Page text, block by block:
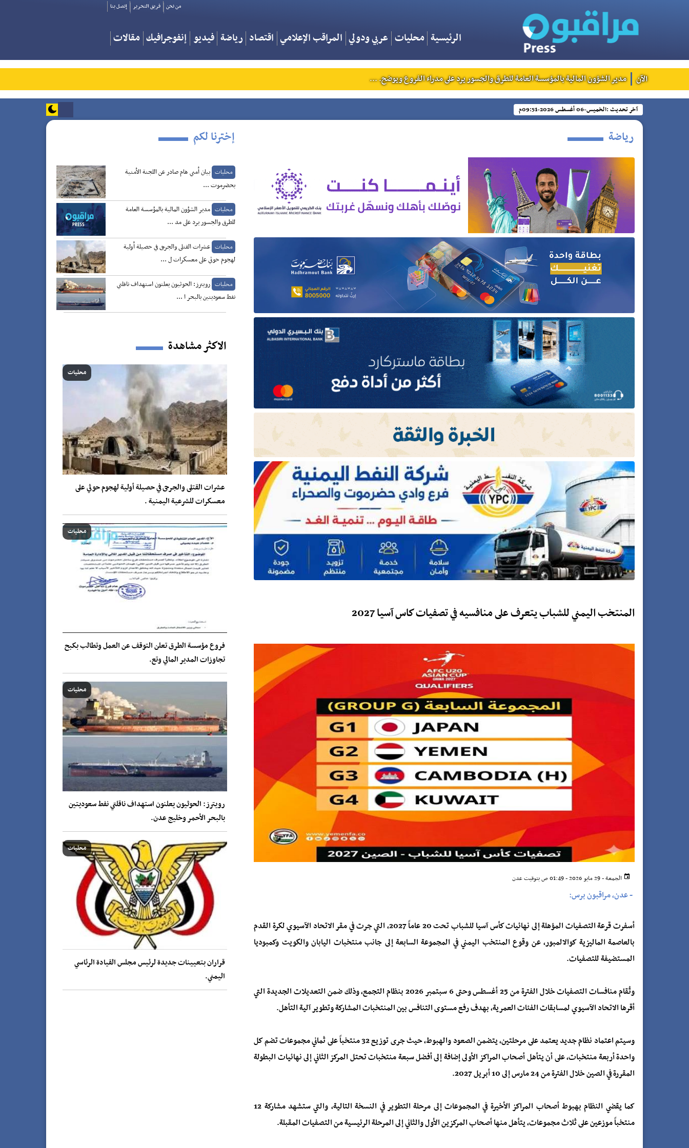
من نحن فريق التحرير إتصل بنا
الرئيسية محليات عربي ودولي المراقب الإعلامي اقتصاد رياضة فيديو إنفوجرافيك مقالات
الآن مدير الشؤون المالية بالمؤسسة العامة للطرق والجسور يرد على مدراء الفروع ويوضح. ...
آخر تحديث :الخميس-06 أغسطس 2026-09:51م
رياضة
المنتخب اليمني للشباب يتعرف على منافسيه في تصفيات كاس آسيا 2027
الجمعة - 29 مايو 2026 - 01:49 ص بتوقيت عدن
-عدن، مراقبون برس:
أسفرت قرعة التصفيات المؤهلة إلى نهائيات كأس آسيا للشباب تحت 20 عاماً 2027، التي جرت في مقر الاتحاد الآسيوي لكرة القدم
بالعاصمة الماليزية كوالالمبور، عن وقوع المنتخب اليمني في المجموعة السابعة إلى جانب منتخبات اليابان والكويت وكمبوديا
المستضيفة للتصفيات.
وتُقام منافسات التصفيات خلال الفترة من 25 أغسطس وحتى 6 سبتمبر 2026 بنظام التجمع، وذلك ضمن التعديلات الجديدة التي
أقرها الاتحاد الآسيوي لمسابقات الفئات العمرية، بهدف رفع مستوى التنافس بين المنتخبات المشاركة وتطوير آلية التأهل.
وسيتم اعتماد نظام جديد يعتمد على مرحلتين، يتضمن الصعود والهبوط، حيث جرى توزيع 32 منتخباً على ثماني مجموعات تضم كل
واحدة أربعة منتخبات، على أن يتأهل أصحاب المراكز الأولى إضافة إلى أفضل سبعة منتخبات تحتل المركز الثاني إلى نهائيات البطولة
المقررة في الصين خلال الفترة من 24 مارس إلى 10 أبريل 2027.
كما يقضي النظام بهبوط أصحاب المراكز الأخيرة في المجموعات إلى مرحلة التطوير في النسخة التالية، والتي ستشهد مشاركة 12
منتخباً موزعين على ثلاث مجموعات، يتأهل منها أصحاب المركزين الأول والثاني إلى المرحلة الرئيسية من التصفيات المقبلة.
إخترنا لكم
محليات بيان أمني هام صادر عن اللجنة الأمنية
بحضرموت ...
محليات مدير الشؤون المالية بالمؤسسة العامة
للطرق والجسور يرد على مد ...
محليات عشرات القتلى والجرحى في حصيلة أولية
لهجوم حوثي على معسكرات ل ...
محليات رويترز: الحوثيون يعلنون استهداف ناقلتي
نفط سعوديتين بالبحر ا ...
الاكثر مشاهدة
محليات
عشرات القتلى والجرحى في حصيلة أولية لهجوم حوثي على
معسكرات للشرعية اليمنية .
محليات
فروع مؤسسة الطرق تعلن التوقف عن العمل وتطالب بكبح
تجاوزات المدير المالي وتع.
محليات
رويترز: الحوثيون يعلنون استهداف ناقلتي نفط سعوديتين
بالبحر الأحمر وخليج عدن.
محليات
قراران بتعيينات جديدة لرئيس مجلس القيادة الرئاسي
اليمني.